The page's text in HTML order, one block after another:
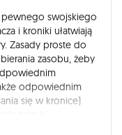
pewnego swojskiego
i kroniki ułatwiają
Zasady proste do
zasobu, żeby
odpowiednim
się w kronice)
rundzie zasoby też